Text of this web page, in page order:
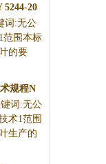
5244-20
词:无公
范围本标
的要
规程N
词:无公
术1范围
生产的